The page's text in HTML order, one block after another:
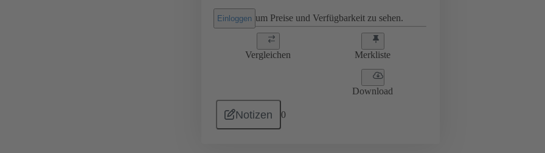
Einloggen um Preise und Verfügbarkeit zu sehen.
Vergleichen Merkliste
Download
Notizen 0